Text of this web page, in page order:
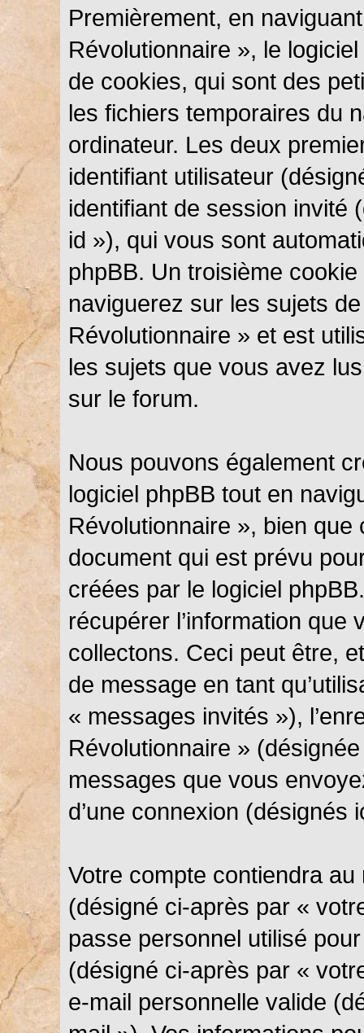
Premièrement, en
Révolutionnaire », le
de cookies, qui sont des
les fichiers temporaires du
ordinateur. Les deux
identifiant utilisateur
identifiant de session invité
id »), qui vous sont
phpBB. Un troisième
naviguerez sur les sujets
Révolutionnaire » et est
les sujets que vous avez
sur le forum.
Nous pouvons également
logiciel phpBB tout en
Révolutionnaire », bien
document qui est prévu
créées par le logiciel
récupérer l’information
collectons. Ceci peut être,
de message en tant
« messages invités »),
Révolutionnaire »
messages que vous
d’une connexion
Votre compte contiendra
(désigné ci-après par «
passe personnel utilisé
(désigné ci-après par «
e-mail personnelle valide